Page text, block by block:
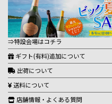
⇒特設会場はコチラ
ギフト(有料)追加について
出荷について
送料について
店舗情報・よくある質問